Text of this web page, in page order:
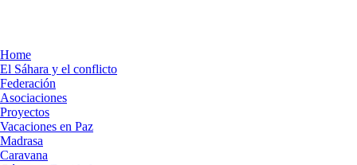
Home
El Sáhara y el conflicto
Federación
Asociaciones
Proyectos
Vacaciones en Paz
Madrasa
Caravana